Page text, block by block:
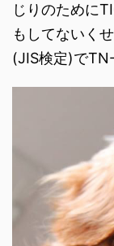
じりのために
もしてないく
(JIS検定)で